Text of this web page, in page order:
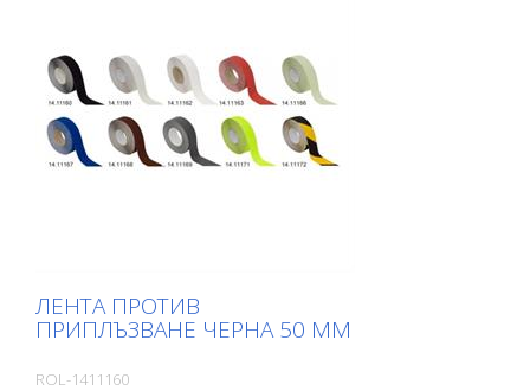
ЛЕНТА ПРОТИВ
ПРИПЛЪЗВАНЕ ЧЕРНА 50 ММ
ROL-1411160